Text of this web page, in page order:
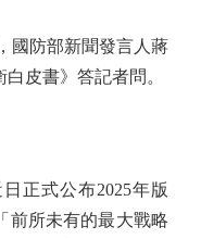
防部新聞發言人蔣
皮書》答記者問。
正式公布2025年版
前所未有的最大戰略